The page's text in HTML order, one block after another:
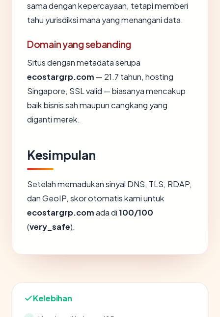
sama dengan kepercayaan, tetapi memberi
tahu yurisdiksi mana yang menangani data.
Domain yang sebanding
Situs dengan metadata serupa
ecostargrp.com — 21.7 tahun, hosting
Singapore, SSL valid — biasanya mencakup
baik bisnis sah maupun cangkang yang
diganti merek.
Kesimpulan
Setelah memadukan sinyal DNS, TLS, RDAP,
dan GeoIP, skor otomatis kami untuk
ecostargrp.comada di100/100
(very_safe).
Kelebihan